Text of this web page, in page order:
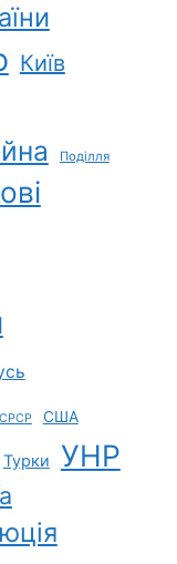
Київ
Поділля
СРСР США
Турки УНР